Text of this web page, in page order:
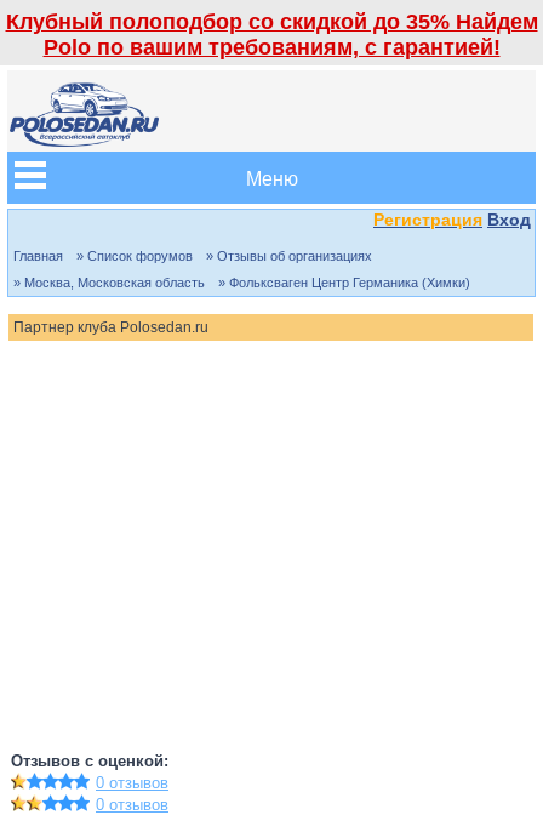
Клубный полоподбор со скидкой до 35% Найдем
Polo по вашим требованиям, с гарантией!
Меню
Регистрация Вход
Главная » Список форумов
» Отзывы об организациях
» Москва, Московская область
» Фольксваген Центр Германика (Химки)
Партнер клуба Polosedan.ru
Отзывов с оценкой:
0 отзывов
0 отзывов